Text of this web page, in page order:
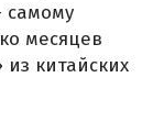
самому
месяцев
китайских